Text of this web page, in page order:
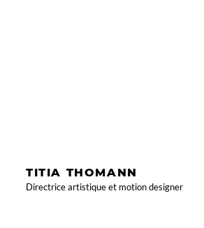
TITIA THOMANN
Directrice artistique et motion designer